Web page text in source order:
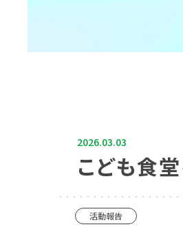
2026.03.03
こども食
活動報告